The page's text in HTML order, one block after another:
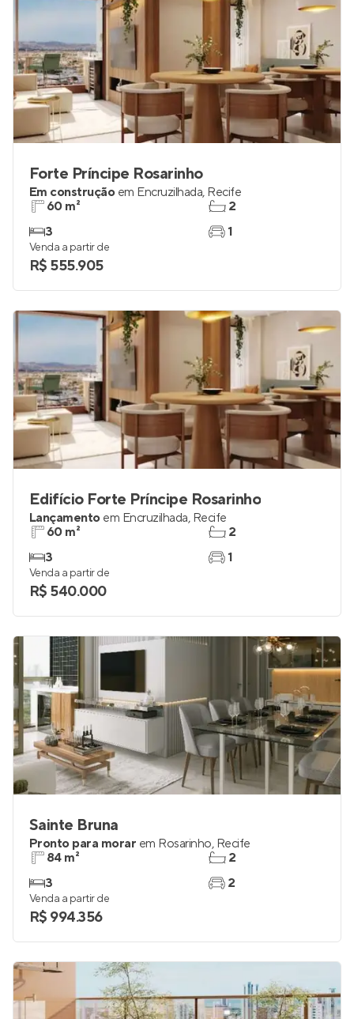
Forte Príncipe Rosarinho
Em construção em Encruzilhada, Recife
60 m²
3
2
1
Venda a partir de
R$ 555.905
Edifício Forte Príncipe Rosarinho
Lançamento em Encruzilhada, Recife
60 m²
3
2
1
Venda a partir de
R$ 540.000
Sainte Bruna
Pronto para morar em Rosarinho, Recife
84 m²
3
2
2
Venda a partir de
R$ 994.356